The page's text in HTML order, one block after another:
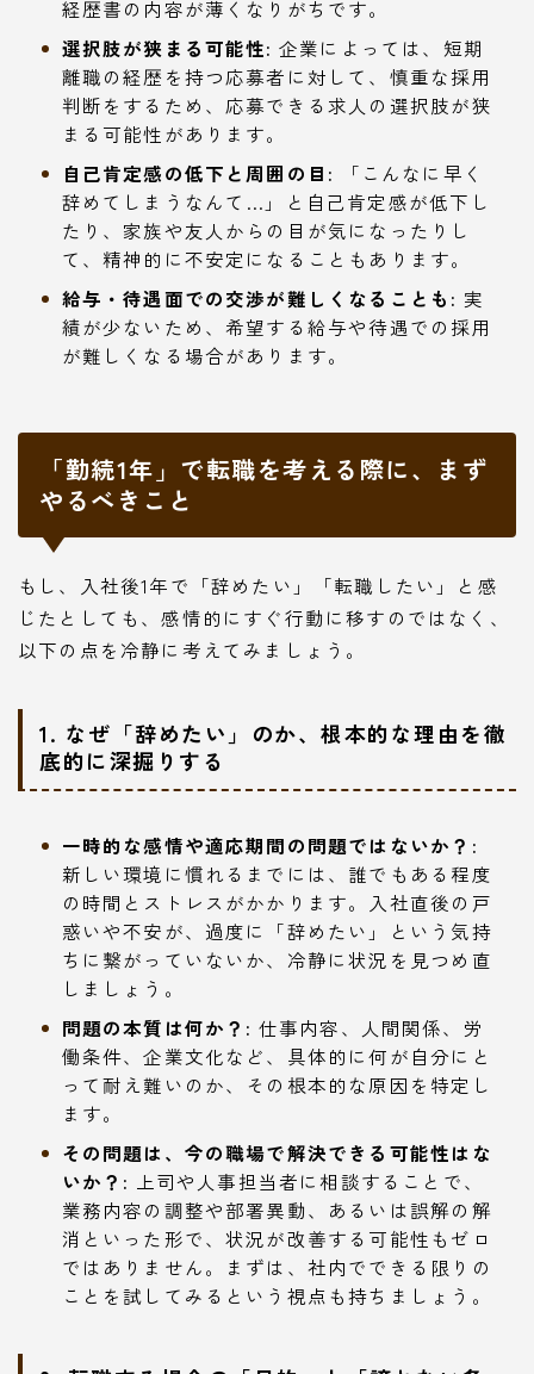
経歴書の内容が薄くなりがちです。
選択肢が狭まる可能性: 企業によっては、短期
離職の経歴を持つ応募者に対して、慎重な採用
判断をするため、応募できる求人の選択肢が狭
まる可能性があります。
自己肯定感の低下と周囲の目:
「こんなに早く
辞めてしまうなんて…」と自己肯定感が低下し
たり、家族や友人からの目が気になったりし
て、精神的に不安定になることもあります。
給与・待遇面での交渉が難しくなることも: 実
績が少ないため、希望する給与や待遇での採用
が難しくなる場合があります。
「勤続1年」で転職を考える際に、まず
やるべきこと
もし、入社後1年で「辞めたい」「転職したい」と感
じたとしても、感情的にすぐ行動に移すのではなく、
以下の点を冷静に考えてみましょう。
1. なぜ「辞めたい」のか、根本的な理由を徹
底的に深掘りする
一時的な感情や適応期間の問題ではないか？:
新しい環境に慣れるまでには、誰でもある程度
の時間とストレスがかかります。入社直後の戸
惑いや不安が、過度に「辞めたい」という気持
ちに繋がっていないか、冷静に状況を見つめ直
しましょう。
問題の本質は何か？: 仕事内容、人間関係、労
働条件、企業文化など、具体的に何が自分にと
って耐え難いのか、その根本的な原因を特定し
ます。
その問題は、今の職場で解決できる可能性はな
いか？:
上司や人事担当者に相談することで、
業務内容の調整や部署異動、あるいは誤解の解
消といった形で、状況が改善する可能性もゼロ
ではありません。まずは、社内でできる限りの
ことを試してみるという視点も持ちましょう。